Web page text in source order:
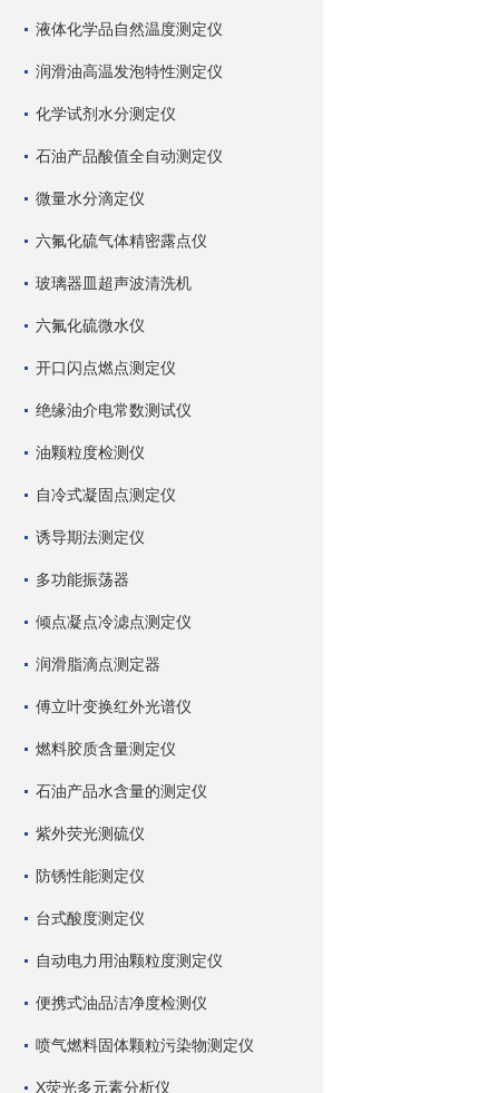
液体化学品自然温度测定仪
润滑油高温发泡特性测定仪
化学试剂水分测定仪
石油产品酸值全自动测定仪
微量水分滴定仪
六氟化硫气体精密露点仪
玻璃器皿超声波清洗机
六氟化硫微水仪
开口闪点燃点测定仪
绝缘油介电常数测试仪
油颗粒度检测仪
自冷式凝固点测定仪
诱导期法测定仪
多功能振荡器
倾点凝点冷滤点测定仪
润滑脂滴点测定器
傅立叶变换红外光谱仪
燃料胶质含量测定仪
石油产品水含量的测定仪
紫外荧光测硫仪
防锈性能测定仪
台式酸度测定仪
自动电力用油颗粒度测定仪
便携式油品洁净度检测仪
喷气燃料固体颗粒污染物测定仪
X荧光多元素分析仪